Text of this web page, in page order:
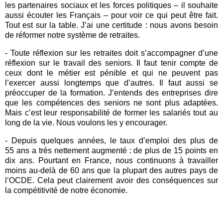
les partenaires sociaux et les forces politiques – il souhaite
aussi écouter les Français – pour voir ce qui peut être fait.
Tout est sur la table. J’ai une certitude : nous avons besoin
de réformer notre système de retraites.
- Toute réflexion sur les retraites doit s’accompagner d’une
réflexion sur le travail des seniors. Il faut tenir compte de
ceux dont le métier est pénible et qui ne peuvent pas
l’exercer aussi longtemps que d’autres. Il faut aussi se
préoccuper de la formation. J’entends des entreprises dire
que les compétences des seniors ne sont plus adaptées.
Mais c’est leur responsabilité de former les salariés tout au
long de la vie. Nous voulons les y encourager.
- Depuis quelques années, le taux d’emploi des plus de
55 ans a très nettement augmenté : de plus de 15 points en
dix ans. Pourtant en France, nous continuons à travailler
moins au-delà de 60 ans que la plupart des autres pays de
l’OCDE. Cela peut clairement avoir des conséquences sur
la compétitivité de notre économie.